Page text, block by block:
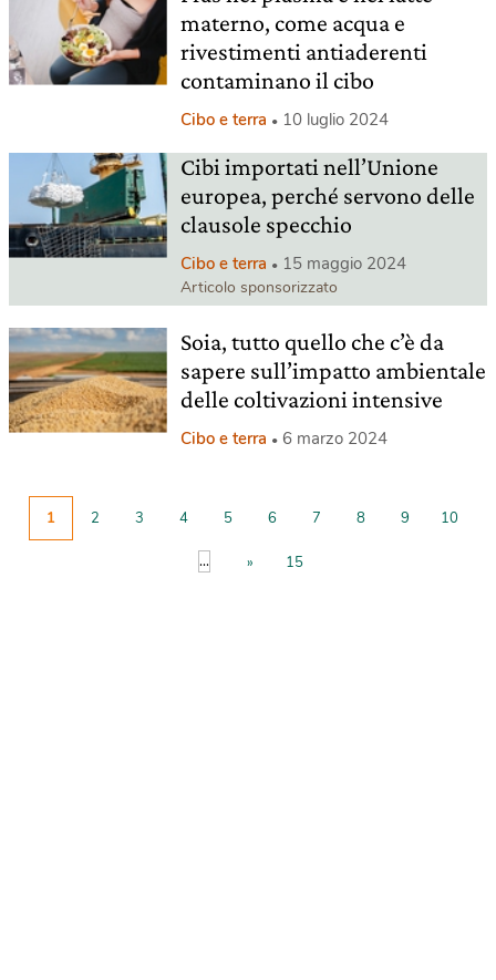
materno, come acqua e
rivestimenti antiaderenti
contaminano il cibo
Cibo e terra 10 luglio 2024
Cibi importati nell’Unione
europea, perché servono delle
clausole specchio
Cibo e terra 15 maggio 2024
Articolo sponsorizzato
Soia, tutto quello che c’è da
sapere sull’impatto ambientale
delle coltivazioni intensive
Cibo e terra 6 marzo 2024
1 2 3 4 5 6 7 8 9 10
... » 15